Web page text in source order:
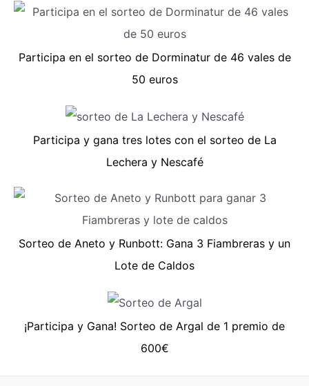
Participa en el sorteo de Dorminatur de 46 vales de
50 euros
Participa y gana tres lotes con el sorteo de La
Lechera y Nescafé
Sorteo de Aneto y Runbott: Gana 3 Fiambreras y un
Lote de Caldos
¡Participa y Gana! Sorteo de Argal de 1 premio de
600€